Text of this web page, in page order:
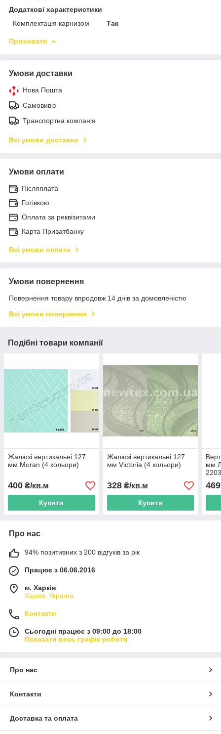
Додаткові характеристики
Комплектація карнизом
Так
Приховати
Умови доставки
Нова Пошта
Самовивіз
Транспортна компанія
Всі умови доставки
Умови оплати
Післяплата
Готівкою
Оплата за реквізитами
Карта Приватбанку
Всі умови оплати
Умови повернення
Повернення товару впродовж 14 днів за домовленістю
Всі умови повернення
Подібні товари компанії
Жалюзі вертикальні 127
мм Moran (4 кольори)
400 ₴/кв.м
Купити
Жалюзі вертикальні 127
мм Victoria (4 кольори)
328₴/кв.м
Купити
мм
469
Про нас
94% позитивних з 200 відгуків за рік
Працює з 06.06.2016
м. Харків
Харків, Україна
Контакти
Сьогодні працює з 09:00 до 18:00
Показати весь графік роботи
Про нас
Контакти
Доставка та оплата